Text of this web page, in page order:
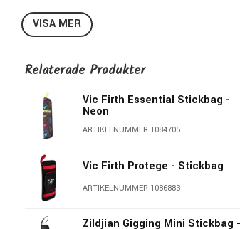
att kunna hänga upp den på golvpuka, en
Bagen är så liten & smidig att det även
Trumpinnar, vispar & andra tillbehör ingår ej...
Specifikationer VXSB00301:
Färg: Black
Höjd: 482,6mm
Material: Nylonväv
Band & krok för upphängning
Handtag
Ficka för accessories
VISA MER
Relaterade Produkter
Vic Firth Essential Stickbag -
Neon
ARTIKELNUMMER 1084705
Vic Firth Protege - Stickbag
ARTIKELNUMMER 1086883
Zildjian Gigging Mini Stickbag -